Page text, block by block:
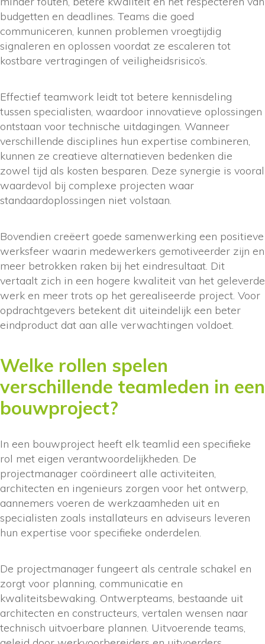
budgetten en deadlines. Teams die goed
communiceren, kunnen problemen vroegtijdig
signaleren en oplossen voordat ze escaleren tot
kostbare vertragingen of veiligheidsrisico’s.
Effectief teamwork leidt tot betere kennisdeling
tussen specialisten, waardoor innovatieve oplossingen
ontstaan voor technische uitdagingen. Wanneer
verschillende disciplines hun expertise combineren,
kunnen ze creatieve alternatieven bedenken die
zowel tijd als kosten besparen. Deze synergie is vooral
waardevol bij complexe projecten waar
standaardoplossingen niet volstaan.
Bovendien creëert goede samenwerking een positieve
werksfeer waarin medewerkers gemotiveerder zijn en
meer betrokken raken bij het eindresultaat. Dit
vertaalt zich in een hogere kwaliteit van het geleverde
werk en meer trots op het gerealiseerde project. Voor
opdrachtgevers betekent dit uiteindelijk een beter
eindproduct dat aan alle verwachtingen voldoet.
Welke rollen spelen
verschillende teamleden in een
bouwproject?
In een bouwproject heeft elk teamlid een specifieke
rol met eigen verantwoordelijkheden. De
projectmanager coördineert alle activiteiten,
architecten en ingenieurs zorgen voor het ontwerp,
aannemers voeren de werkzaamheden uit en
specialisten zoals installateurs en adviseurs leveren
hun expertise voor specifieke onderdelen.
De projectmanager fungeert als centrale schakel en
zorgt voor planning, communicatie en
kwaliteitsbewaking. Ontwerpteams, bestaande uit
architecten en constructeurs, vertalen wensen naar
technisch uitvoerbare plannen. Uitvoerende teams,